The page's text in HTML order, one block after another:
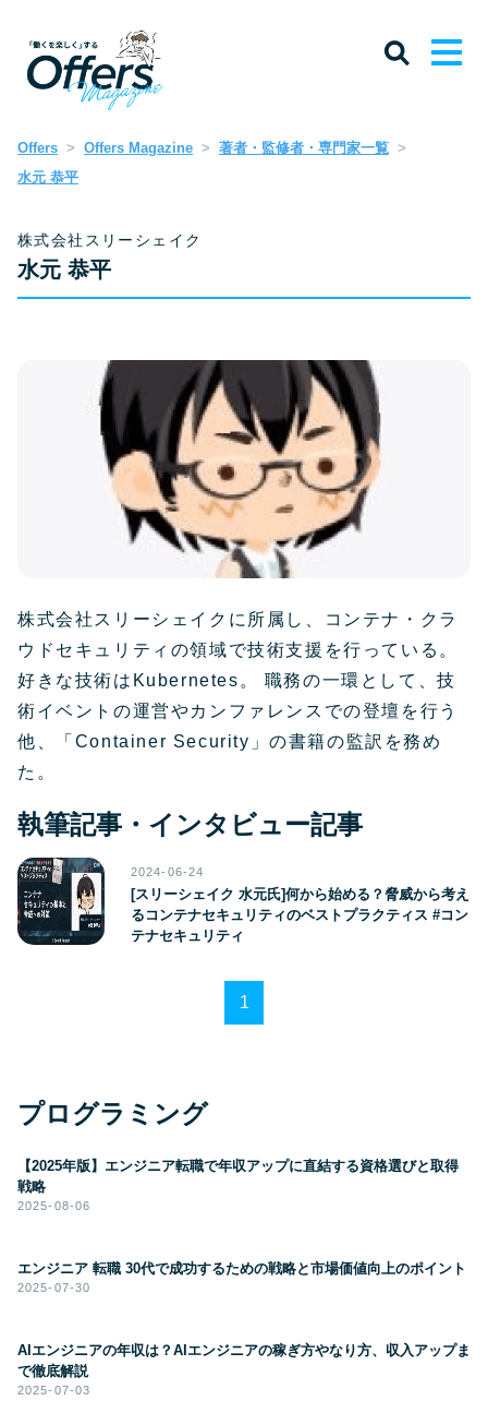
Offers Offers Magazine
著者・監修者・専門家一覧
水元 恭平
株式会社スリーシェイク
水元 恭平
株式会社スリーシェイクに所属し、コンテナ・クラ
ウドセキュリティの領域で技術支援を行っている。
好きな技術はKubernetes。 職務の一環として、技
術イベントの運営やカンファレンスでの登壇を行う
他、「Container Security」の書籍の監訳を務め
た。
執筆記事・インタビュー記事
2024-06-24
[スリーシェイク 水元氏]何から始める？脅威から考え
るコンテナセキュリティのベストプラクティス #コン
テナセキュリティ
1
プログラミング
【2025年版】エンジニア転職で年収アップに直結する資格選びと取得
戦略
2025-08-06
エンジニア 転職 30代で成功するための戦略と市場価値向上のポイント
2025-07-30
AIエンジニアの年収は？AIエンジニアの稼ぎ方やなり方、収入アップま
で徹底解説
2025-07-03